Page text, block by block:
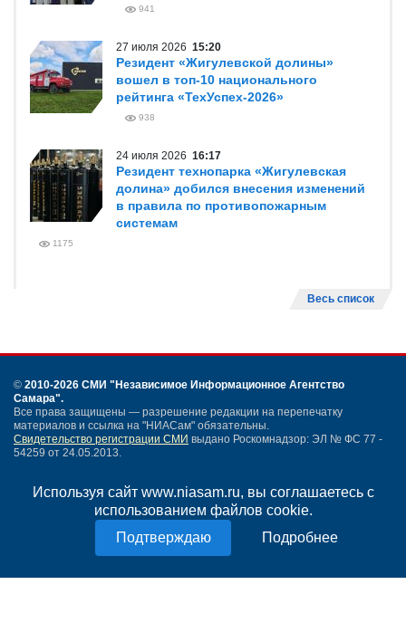
Используя сайт www.niasam.ru, вы соглашаетесь с
использованием файлов cookie.
Подробнее
941
27 июля 2026 15:20
Резидент «Жигулевской долины»
вошел в топ-10 национального
рейтинга «ТехУспех-2026»
938
24 июля 2026 16:17
Резидент технопарка «Жигулевская
долина» добился внесения изменений
в правила по противопожарным
системам
1175
Весь список
© 2010-2026 СМИ "Независимое Информационное Агентство
Самара".
Все права защищены — разрешение редакции на перепечатку
материалов и ссылка на "НИАСам" обязательны.
Свидетельство регистрации СМИ выдано Роскомнадзор: ЭЛ № ФС 77 -
54259 от 24.05.2013.
Написать письмо
Согласие на обработку персональных данных